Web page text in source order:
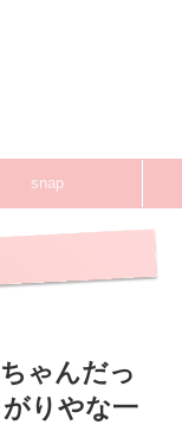
snap
ゃんだっ
りやな一